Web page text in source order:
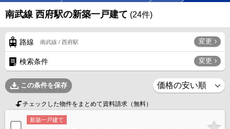
南武線 西府駅の新築一戸建て (24件)
路線 南武線 / 西府駅 変更
検索条件 変更
この条件を保存
チェックした物件をまとめて資料請求（無料）
新築一戸建て